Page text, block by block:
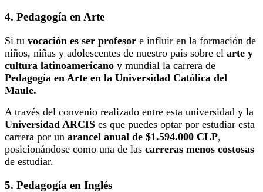
4. Pedagogía en Arte
Si tu vocación es ser profesor e influir en la formación de
niños, niñas y adolescentes de nuestro país sobre el arte y
cultura latinoamericano y mundial la carrera de
Pedagogía en Arte en la Universidad Católica del
Maule.
A través del convenio realizado entre esta universidad y la
Universidad ARCIS es que puedes optar por estudiar esta
carrera por un arancel anual de $1.594.000 CLP,
posicionándose como una de las carreras menos costosas
de estudiar.
5. Pedagogía en Inglés